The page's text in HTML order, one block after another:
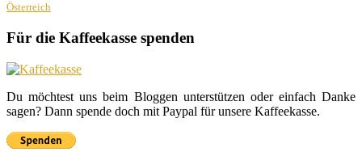
Österreich
Für die Kaffeekasse spenden
Du möchtest uns beim Bloggen unterstützen oder einfach Danke
sagen? Dann spende doch mit Paypal für unsere Kaffeekasse.